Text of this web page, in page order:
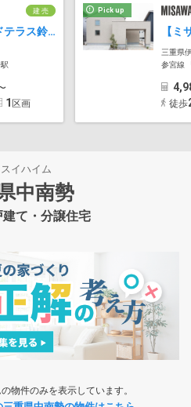
建 売
パークナードテラス鈴鹿市桜島【パナソニック ホームズ】
1 区画
Pick up
三重県
参宮線
徒歩
イハイム
中南勢
て・分譲住宅
物件のみを表示しています。